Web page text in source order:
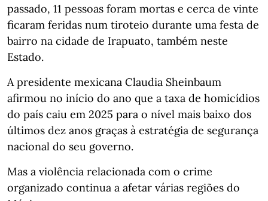
passado, 11 pessoas foram mortas e cerca de vinte
ficaram feridas num tiroteio durante uma festa de
bairro na cidade de Irapuato, também neste
Estado.
A presidente mexicana Claudia Sheinbaum
afirmou no início do ano que a taxa de homicídios
do país caiu em 2025 para o nível mais baixo dos
últimos dez anos graças à estratégia de segurança
nacional do seu governo.
Mas a violência relacionada com o crime
organizado continua a afetar várias regiões do